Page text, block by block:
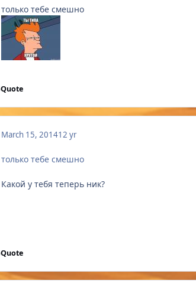
только тебе смешно
Quote
March 15, 201412 yr
только тебе смешно
Какой у тебя теперь ник?
Quote